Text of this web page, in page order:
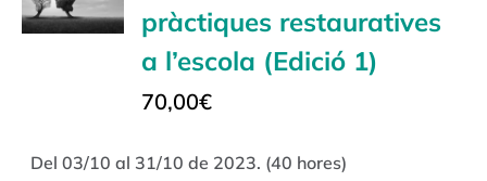
pràctiques restauratives
a l’escola (Edició 1)
70,00€
Del 03/10 al 31/10 de 2023. (40 hores)